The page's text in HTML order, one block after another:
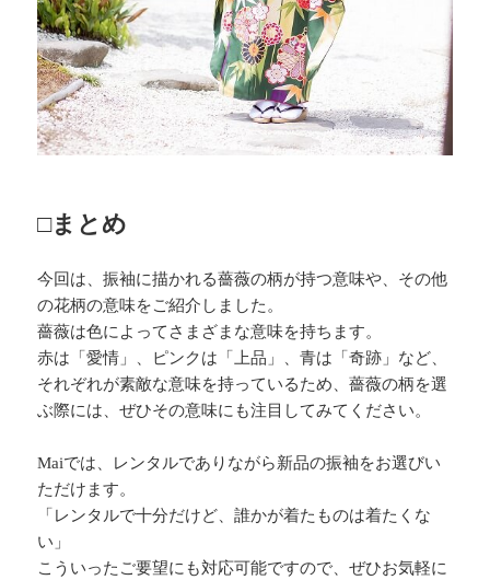
□まとめ
今回は、振袖に描かれる薔薇の柄が持つ意味や、その他
の花柄の意味をご紹介しました。
薔薇は色によってさまざまな意味を持ちます。
赤は「愛情」、ピンクは「上品」、青は「奇跡」など、
それぞれが素敵な意味を持っているため、薔薇の柄を選
ぶ際には、ぜひその意味にも注目してみてください。
Maiでは、レンタルでありながら新品の振袖をお選びい
ただけます。
「レンタルで十分だけど、誰かが着たものは着たくな
い」
こういったご要望にも対応可能ですので、ぜひお気軽に